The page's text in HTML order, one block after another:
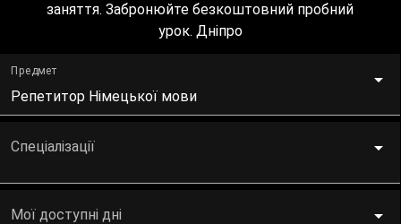
заняття. Забронюйте безкоштовний пробний
урок. Дніпро
Предмет
Репетитор Німецької мови
Спеціалізації
Мої доступні дні